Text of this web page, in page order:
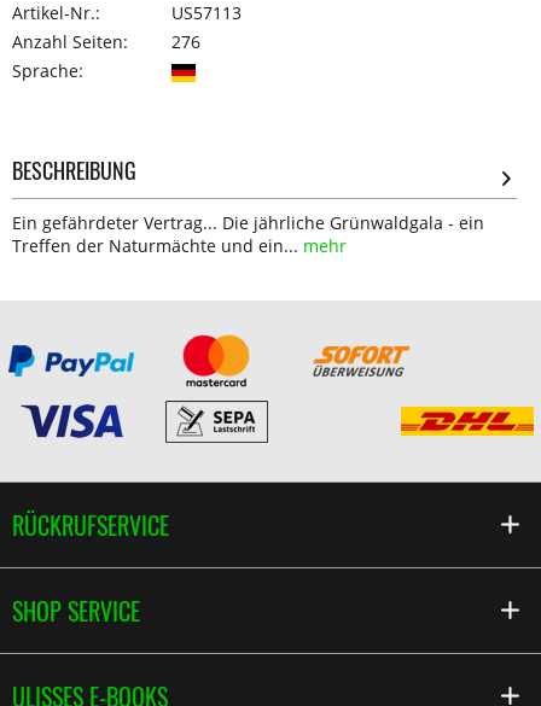
Artikel-Nr.:
US57113
Anzahl Seiten:
276
Sprache:
BESCHREIBUNG
Ein gefährdeter Vertrag... Die jährliche Grünwaldgala - ein
Treffen der Naturmächte und ein... mehr
RÜCKRUFSERVICE
SHOP SERVICE
ULISSES E-BOOKS